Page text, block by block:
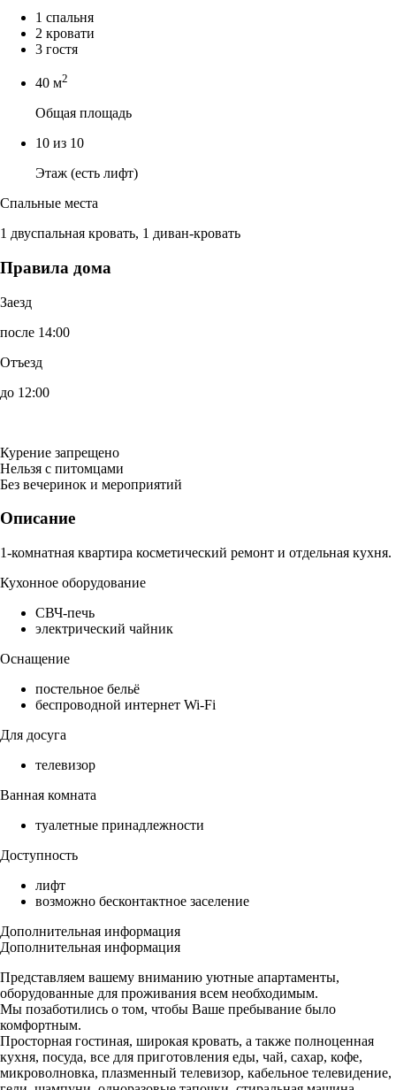
1 спальня
2 кровати
3 гостя
40 м2
Общая площадь
10 из 10
Этаж (есть лифт)
Спальные места
1 двуспальная кровать, 1 диван-кровать
Правила дома
Заезд
после 14:00
Отъезд
до 12:00
Курение запрещено
Нельзя с питомцами
Без вечеринок и мероприятий
Описание
1-комнатная квартира косметический ремонт и отдельная кухня.
Кухонное оборудование
СВЧ-печь
электрический чайник
Оснащение
постельное бельё
беспроводной интернет Wi-Fi
Для досуга
телевизор
Ванная комната
туалетные принадлежности
Доступность
лифт
возможно бесконтактное заселение
Дополнительная информация
Дополнительная информация
Представляем вашему вниманию уютные апартаменты,
оборудованные для проживания всем необходимым.
Мы позаботились о том, чтобы Ваше пребывание было
комфортным.
Просторная гостиная, широкая кровать, а также полноценная
кухня, посуда, все для приготовления еды, чай, сахар, кофе,
микроволновка, плазменный телевизор, кабельное телевидение,